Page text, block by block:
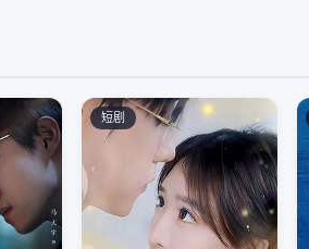
短剧